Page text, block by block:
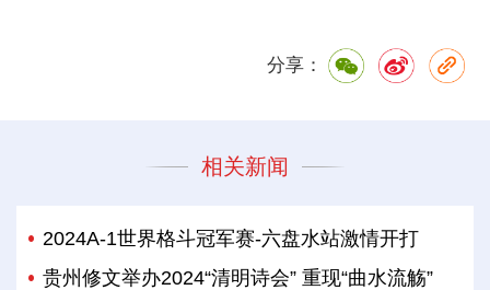
分享：
相关新闻
2024A-1世界格斗冠军赛-六盘水站激情开打
贵州修文举办2024“清明诗会” 重现“曲水流觞”